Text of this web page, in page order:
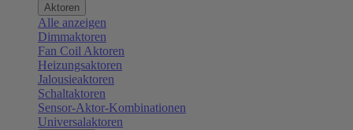
Aktoren
Alle anzeigen
Dimmaktoren
Fan Coil Aktoren
Heizungsaktoren
Jalousieaktoren
Schaltaktoren
Sensor-Aktor-Kombinationen
Universalaktoren